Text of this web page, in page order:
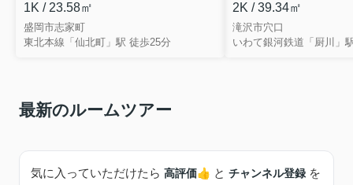
1K / 23.58㎡
盛岡市志家町
東北本線「仙北町」駅 徒歩25分
2K / 39.34㎡
滝沢市穴口
いわて銀河鉄道「厨川」
最新のルームツアー
気に入っていただけたら 高評価👍️ と チャンネル登録 を